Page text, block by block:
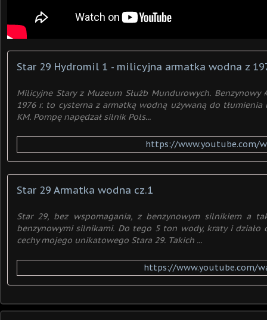
Star 29 Hydromil 1 - milicyjna armatka wodna z
Milicyjne Stary z Muzeum Służb Mundurowych. Benzynowy
1976 r. to cysterna z armatką wodną używaną do tłumienia
KM. Pompę napędzał silnik Pols...
https://www.youtube.com/
Star 29 Armatka wodna cz.1
Star 29, bez wspomagania, z benzynowym silnikiem a
benzynowymi silnikami. Do tego 5 ton wody, kraty i działo
cechy mojego unikatowego Stara 29. Takich ...
https://www.youtube.com/